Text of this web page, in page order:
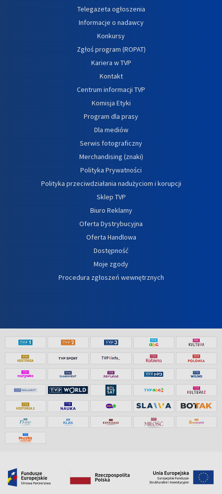
Telegazeta ogłoszenia
Informacje o nadawcy
Konkursy
Zgłoś program (ROPAT)
Kariera w TVP
Kontakt
Centrum informacji TVP
Komisja Etyki
Program dla prasy
Dla mediów
Serwis fotograficzny
Merchandising (znaki)
Polityka Prywatności
Polityka przeciwdziałania nadużyciom i korupcji
Sklep TVP
Biuro Reklamy
Oferta Dystrybucyjna
Oferta Handlowa
Dostępność
Moje zgody
Procedura zgłoszeń wewnętrznych